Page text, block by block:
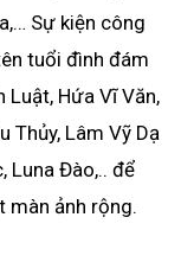
Sự kiện công
tuổi đình đám
Luật, Hứa Vĩ Văn,
Thủy, Lâm Vỹ Dạ
Luna Đào,.. để
màn ảnh rộng.